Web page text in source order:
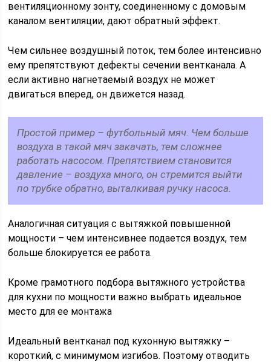
вентиляционному зонту, соединенному с домовым
каналом вентиляции, дают обратный эффект.
Чем сильнее воздушный поток, тем более интенсивно
ему препятствуют дефекты сечении вентканала. А
если активно нагнетаемый воздух не может
двигаться вперед, он движется назад.
Простой пример – футбольный мяч. Чем больше
воздуха в такой мяч закачать, тем сложнее
работать насосом. Препятствием становится
давление – воздуха много, он стремится выйти
по трубке обратно, выталкивая ручку насоса.
Аналогичная ситуация с вытяжкой повышенной
мощности – чем интенсивнее подается воздух, тем
больше блокируется ее работа.
Кроме грамотного подбора вытяжного устройства
для кухни по мощности важно выбрать идеальное
место для ее монтажа
Идеальный вентканал под кухонную вытяжку –
короткий, с минимумом изгибов. Поэтому отводить